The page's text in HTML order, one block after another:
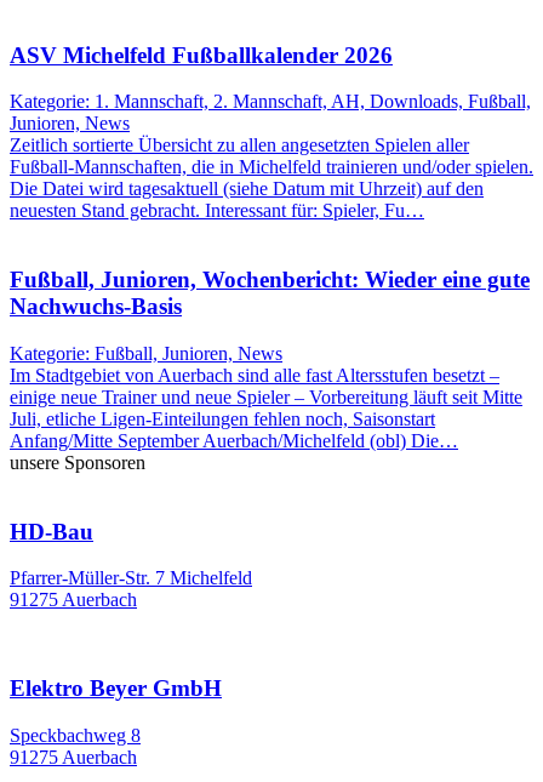
ASV Michelfeld Fußballkalender 2026
Kategorie: 1. Mannschaft, 2. Mannschaft, AH, Downloads, Fußball,
Junioren, News
Zeitlich sortierte Übersicht zu allen angesetzten Spielen aller
Fußball-Mannschaften, die in Michelfeld trainieren und/oder spielen.
Die Datei wird tagesaktuell (siehe Datum mit Uhrzeit) auf den
neuesten Stand gebracht. Interessant für: Spieler, Fu…
Fußball, Junioren, Wochenbericht: Wieder eine gute
Nachwuchs-Basis
Kategorie: Fußball, Junioren, News
Im Stadtgebiet von Auerbach sind alle fast Altersstufen besetzt –
einige neue Trainer und neue Spieler – Vorbereitung läuft seit Mitte
Juli, etliche Ligen-Einteilungen fehlen noch, Saisonstart
Anfang/Mitte September Auerbach/Michelfeld (obl) Die…
unsere Sponsoren
HD-Bau
Pfarrer-Müller-Str. 7 Michelfeld
91275 Auerbach
Elektro Beyer GmbH
Speckbachweg 8
91275 Auerbach